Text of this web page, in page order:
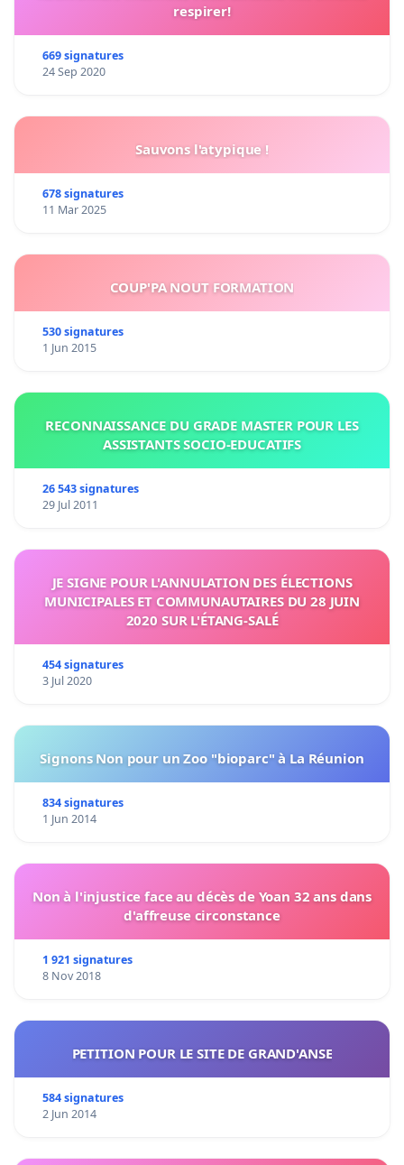
respirer!
669 signatures
24 Sep 2020
Sauvons l'atypique !
678 signatures
11 Mar 2025
COUP'PA NOUT FORMATION
530 signatures
1 Jun 2015
RECONNAISSANCE DU GRADE MASTER POUR LES
ASSISTANTS SOCIO-EDUCATIFS
26 543 signatures
29 Jul 2011
JE SIGNE POUR L'ANNULATION DES ÉLECTIONS
MUNICIPALES ET COMMUNAUTAIRES DU 28 JUIN
2020 SUR L'ÉTANG-SALÉ
454 signatures
3 Jul 2020
Signons Non pour un Zoo "bioparc" à La Réunion
834 signatures
1 Jun 2014
Non à l'injustice face au décès de Yoan 32 ans dans
d'affreuse circonstance
1 921 signatures
8 Nov 2018
PETITION POUR LE SITE DE GRAND'ANSE
584 signatures
2 Jun 2014